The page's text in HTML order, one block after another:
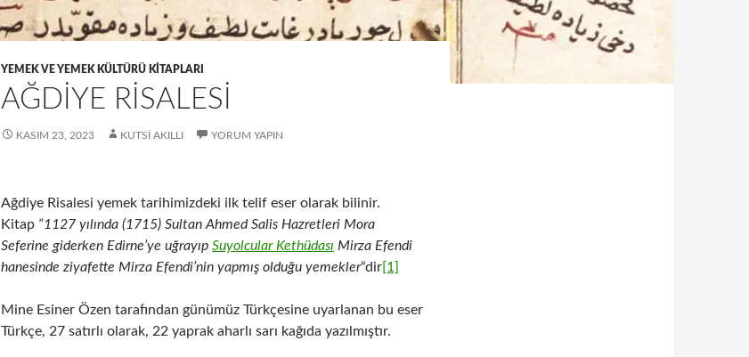
YEMEK VE YEMEK KÜLTÜRÜ KITAPLARI
AĞDİYE RİSALESİ
KASIM 23, 2023 KUTSI AKILLI YORUM YAPIN
Ağdiye Risalesi yemek tarihimizdeki ilk telif eser olarak bilinir.
Kitap “1127 yılında (1715) Sultan Ahmed Salis Hazretleri Mora
Seferine giderken Edirne’ye uğrayıp Suyolcular Kethüdası Mirza Efendi
hanesinde ziyafette Mirza Efendi’nin yapmış olduğu yemekler“dir[1]
Mine Esiner Özen tarafından günümüz Türkçesine uyarlanan bu eser
Türkçe, 27 satırlı olarak, 22 yaprak aharlı sarı kağıda yazılmıştır.